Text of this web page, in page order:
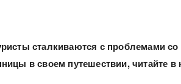
сталкиваются с проблемами
в своем путешествии, читайте в